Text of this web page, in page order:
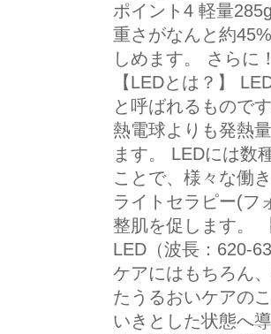
ポイント4 軽量
重さがなんと約
しめます。 さらに
【LEDとは？】
と呼ばれるもので
熱電球よりも発熱
ます。 LEDには数
ことで、様々な働
ライトセラピー(フ
整肌を促します。
LED（波長：620-
ケアにはもちろん
たうるおいケアの
いきとした状態へ